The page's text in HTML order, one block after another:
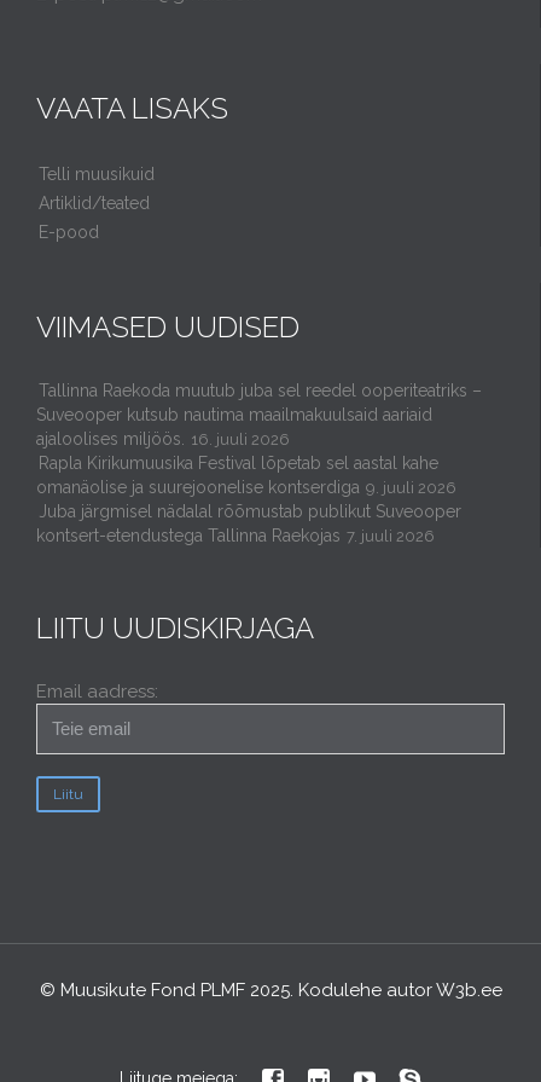
VAATA LISAKS
Telli muusikuid
Artiklid/teated
E-pood
VIIMASED UUDISED
Tallinna Raekoda muutub juba sel reedel ooperiteatriks –
Suveooper kutsub nautima maailmakuulsaid aariaid
ajaloolises miljöös. 16. juuli 2026
Rapla Kirikumuusika Festival lõpetab sel aastal kahe
omanäolise ja suurejoonelise kontserdiga 9. juuli 2026
Juba järgmisel nädalal rõõmustab publikut Suveooper
kontsert-etendustega Tallinna Raekojas 7. juuli 2026
LIITU UUDISKIRJAGA
Email aadress:
© Muusikute Fond PLMF 2025. Kodulehe autorW3b.ee
Liituge meiega: